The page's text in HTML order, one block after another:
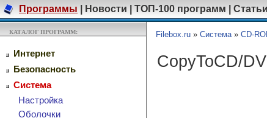
Программы Новости ТОП-100 программ Статьи
КАТАЛОГ ПРОГРАММ:
Интернет
Безопасность
Система
Настройка
Оболочки
Filebox.ru » Система» CD-
CopyToCD/